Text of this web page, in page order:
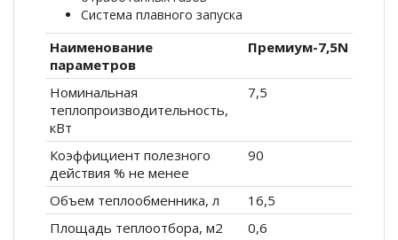
Система плавного запуска
Наименование
параметров
Премиум-7,5N
Номинальная
теплопроизводительность,
кВт
7,5
Коэффициент полезного
действия % не менее
90
Объем теплообменника, л
16,5
Площадь теплоотбора, м2
0,6